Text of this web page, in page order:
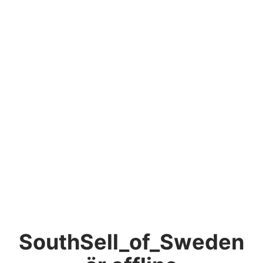
SouthSell_of_Sweden